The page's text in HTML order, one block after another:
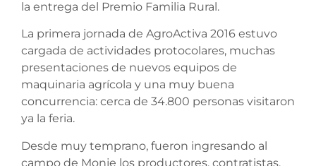
la entrega del Premio Familia Rural.
La primera jornada de AgroActiva 2016 estuvo
cargada de actividades protocolares, muchas
presentaciones de nuevos equipos de
maquinaria agrícola y una muy buena
concurrencia: cerca de 34.800 personas visitaron
ya la feria.
Desde muy temprano, fueron ingresando al
campo de Monje los productores, contratistas,